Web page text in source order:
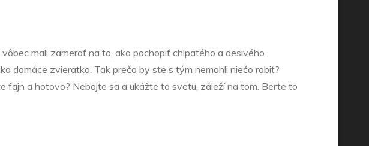
mali zamerať na to, ako pochopiť chlpatého a desivého
domáce zvieratko. Tak prečo by ste s tým nemohli niečo robiť?
a hotovo? Nebojte sa a ukážte to svetu, záleží na tom. Berte to